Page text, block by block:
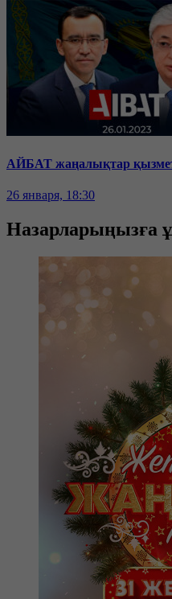
АЙБАТ жаңалықтар
26 января, 18:30
Назарларыңызға